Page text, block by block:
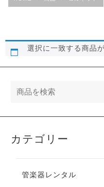
選択に一致する商品
カテゴリー
管楽器レンタル